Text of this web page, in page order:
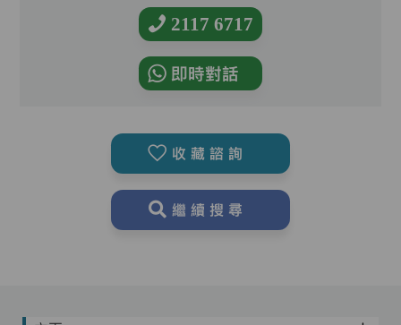
2117 6717
即時對話
收藏諮詢
繼續搜尋